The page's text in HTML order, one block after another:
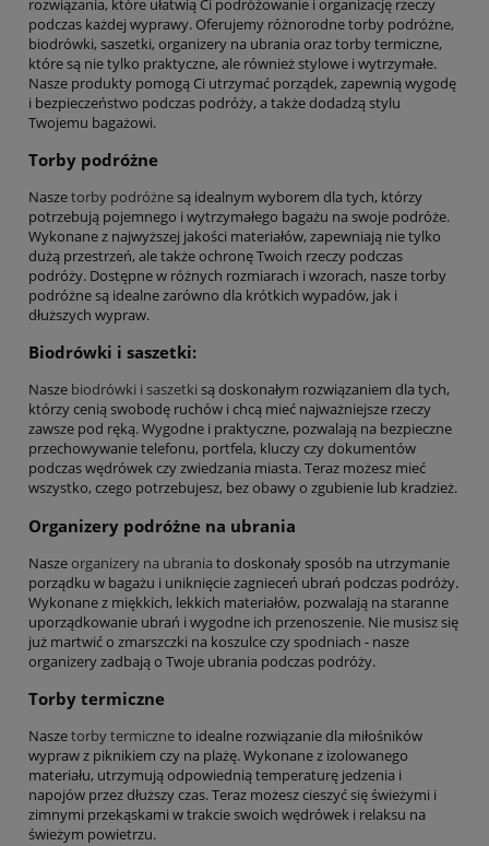
rozwiązania, które ułatwią Ci podróżowanie i organizację rzeczy
podczas każdej wyprawy. Oferujemy różnorodne torby podróżne,
biodrówki, saszetki, organizery na ubrania oraz torby termiczne,
które są nie tylko praktyczne, ale również stylowe i wytrzymałe.
Nasze produkty pomogą Ci utrzymać porządek, zapewnią wygodę
i bezpieczeństwo podczas podróży, a także dodadzą stylu
Twojemu bagażowi.
Torby podróżne
Naszetorby podróżnesą idealnym wyborem dla tych, którzy
potrzebują pojemnego i wytrzymałego bagażu na swoje podróże.
Wykonane z najwyższej jakości materiałów, zapewniają nie tylko
dużą przestrzeń, ale także ochronę Twoich rzeczy podczas
podróży. Dostępne w różnych rozmiarach i wzorach, nasze torby
podróżne są idealne zarówno dla krótkich wypadów, jak i
dłuższych wypraw.
Biodrówki i saszetki:
Nasze biodrówki i saszetki są doskonałym rozwiązaniem dla tych,
którzy cenią swobodę ruchów i chcą mieć najważniejsze rzeczy
zawsze pod ręką. Wygodne i praktyczne, pozwalają na bezpieczne
przechowywanie telefonu, portfela, kluczy czy dokumentów
podczas wędrówek czy zwiedzania miasta. Teraz możesz mieć
wszystko, czego potrzebujesz, bez obawy o zgubienie lub kradzież.
Organizery podróżne na ubrania
Naszeorganizery na ubrania to doskonały sposób na utrzymanie
porządku w bagażu i uniknięcie zagnieceń ubrań podczas podróży.
Wykonane z miękkich, lekkich materiałów, pozwalają na staranne
uporządkowanie ubrań i wygodne ich przenoszenie. Nie musisz się
już martwić o zmarszczki na koszulce czy spodniach - nasze
organizery zadbają o Twoje ubrania podczas podróży.
Torby termiczne
Naszetorby termiczneto idealne rozwiązanie dla miłośników
wypraw z piknikiem czy na plażę. Wykonane z izolowanego
materiału, utrzymują odpowiednią temperaturę jedzenia i
napojów przez dłuższy czas. Teraz możesz cieszyć się świeżymi i
zimnymi przekąskami w trakcie swoich wędrówek i relaksu na
świeżym powietrzu.